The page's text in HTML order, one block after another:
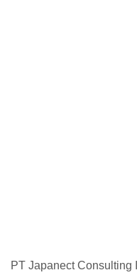
PT Japanect Consulting